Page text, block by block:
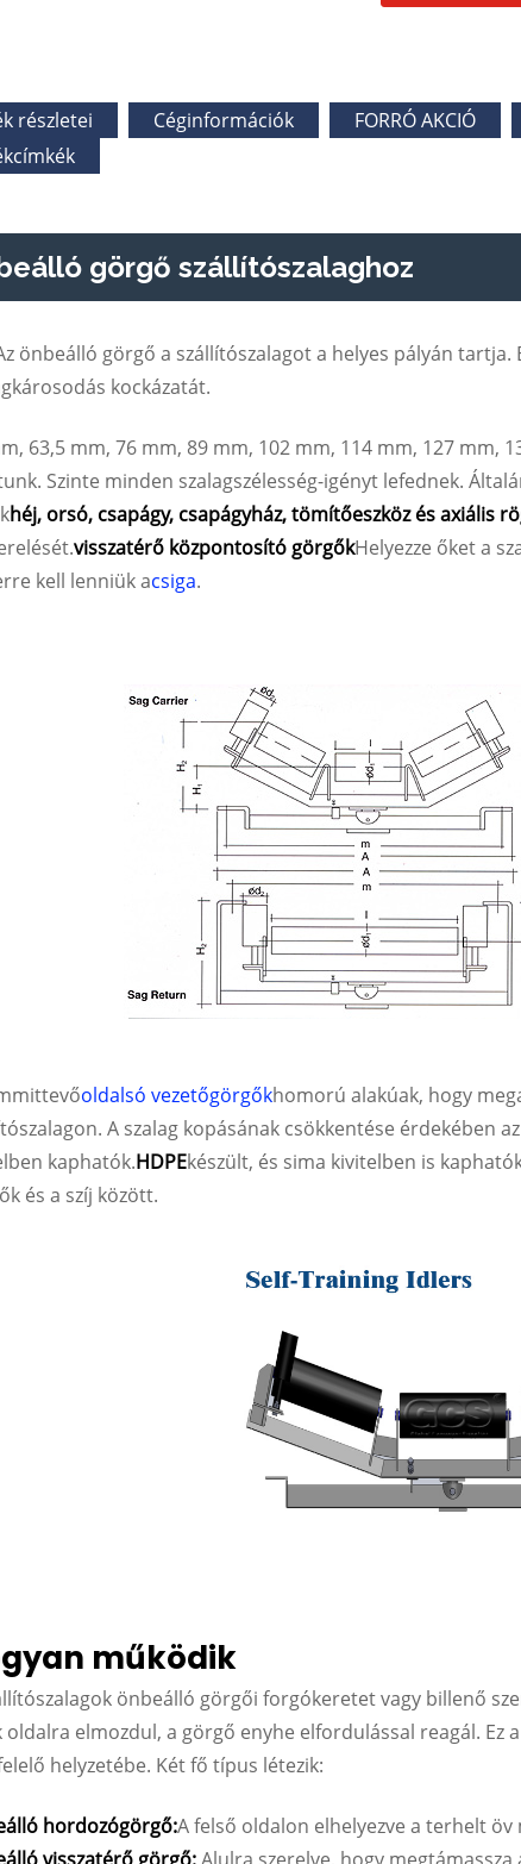
részletei Céginformációk FORRÓ AKCIÓ
görgő szállítószalaghoz
önbeálló görgő a szállítószalagot a helyes pályán tartja.
kockázatát.
63,5 mm, 76 mm, 89 mm, 102 mm, 114 mm, 127 mm,
Szinte minden szalagszélesség-igényt lefednek.
héj, orsó, csapágy, csapágyház, tömítőeszköz és axiális
visszatérő központosító görgőkHelyezze őket a
kell lenniük acsiga.
oldalsó vezetőgörgőkhomorú alakúak, hogy
A szalag kopásának csökkentése érdekében
kaphatók.HDPEkészült, és sima kivitelben is
és a szíj között.
működik
önbeálló görgői forgókeretet vagy billenő
oldalra elmozdul, a görgő enyhe elfordulással reagál. Ez
helyzetébe. Két fő típus létezik:
hordozógörgő:A felső oldalon elhelyezve a terhelt öv